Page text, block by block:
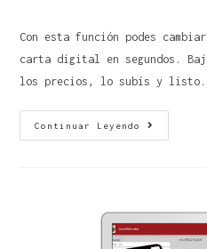
Con esta función podes
carta digital en segundos.
los precios, lo subís y listo.
Continuar Leyendo